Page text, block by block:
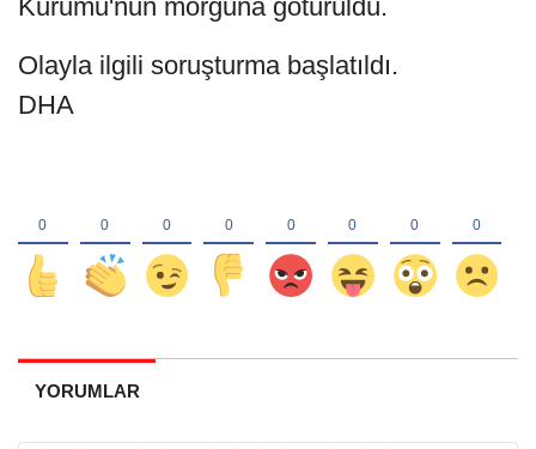
Kurumu'nun morguna götürüldü.
Olayla ilgili soruşturma başlatıldı.
DHA
YORUMLAR